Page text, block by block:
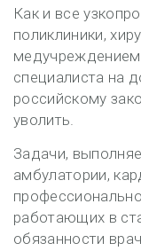
Как и все
поликлиники,
специалиста на
российскому
уволить.
Задачи,
амбулатории,
работающих в
обязанности